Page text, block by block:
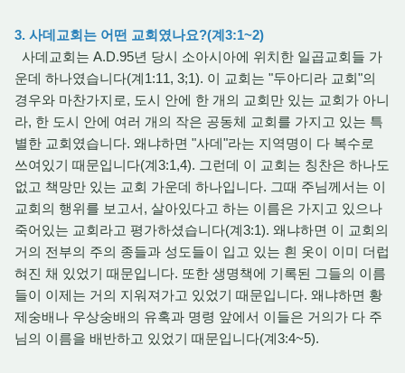
3. 사데교회는 어떤 교회였나요?(계3:1~2)
사데교회는 A.D.95년 당시 소아시아에 위치한 일곱교회들 가
운데 하나였습니다(계1:11, 3;1). 이 교회는 "두아디라 교회"의
경우와 마찬가지로, 도시 안에 한 개의 교회만 있는 교회가 아니
라, 한 도시 안에 여러 개의 작은 공동체 교회를 가지고 있는 특
별한 교회였습니다. 왜냐하면 "사데"라는 지역명이 다 복수로
쓰여있기 때문입니다(계3:1,4). 그런데 이 교회는 칭찬은 하나도
없고 책망만 있는 교회 가운데 하나입니다. 그때 주님께서는 이
교회의 행위를 보고서, 살아있다고 하는 이름은 가지고 있으나
죽어있는 교회라고 평가하셨습니다(계3:1). 왜냐하면 이 교회의
거의 전부의 주의 종들과 성도들이 입고 있는 흰 옷이 이미 더럽
혀진 채 있었기 때문입니다. 또한 생명책에 기록된 그들의 이름
들이 이제는 거의 지워져가고 있었기 때문입니다. 왜냐하면 황
제숭배나 우상숭배의 유혹과 명령 앞에서 이들은 거의가 다 주
님의 이름을 배반하고 있었기 때문입니다(계3:4~5).